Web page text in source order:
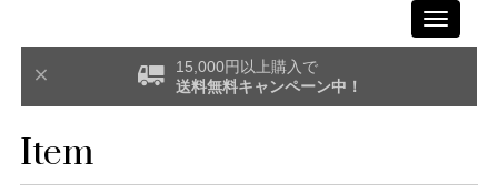
Toggle
15,000円以上購入で
送料無料キャンペーン中！
Item